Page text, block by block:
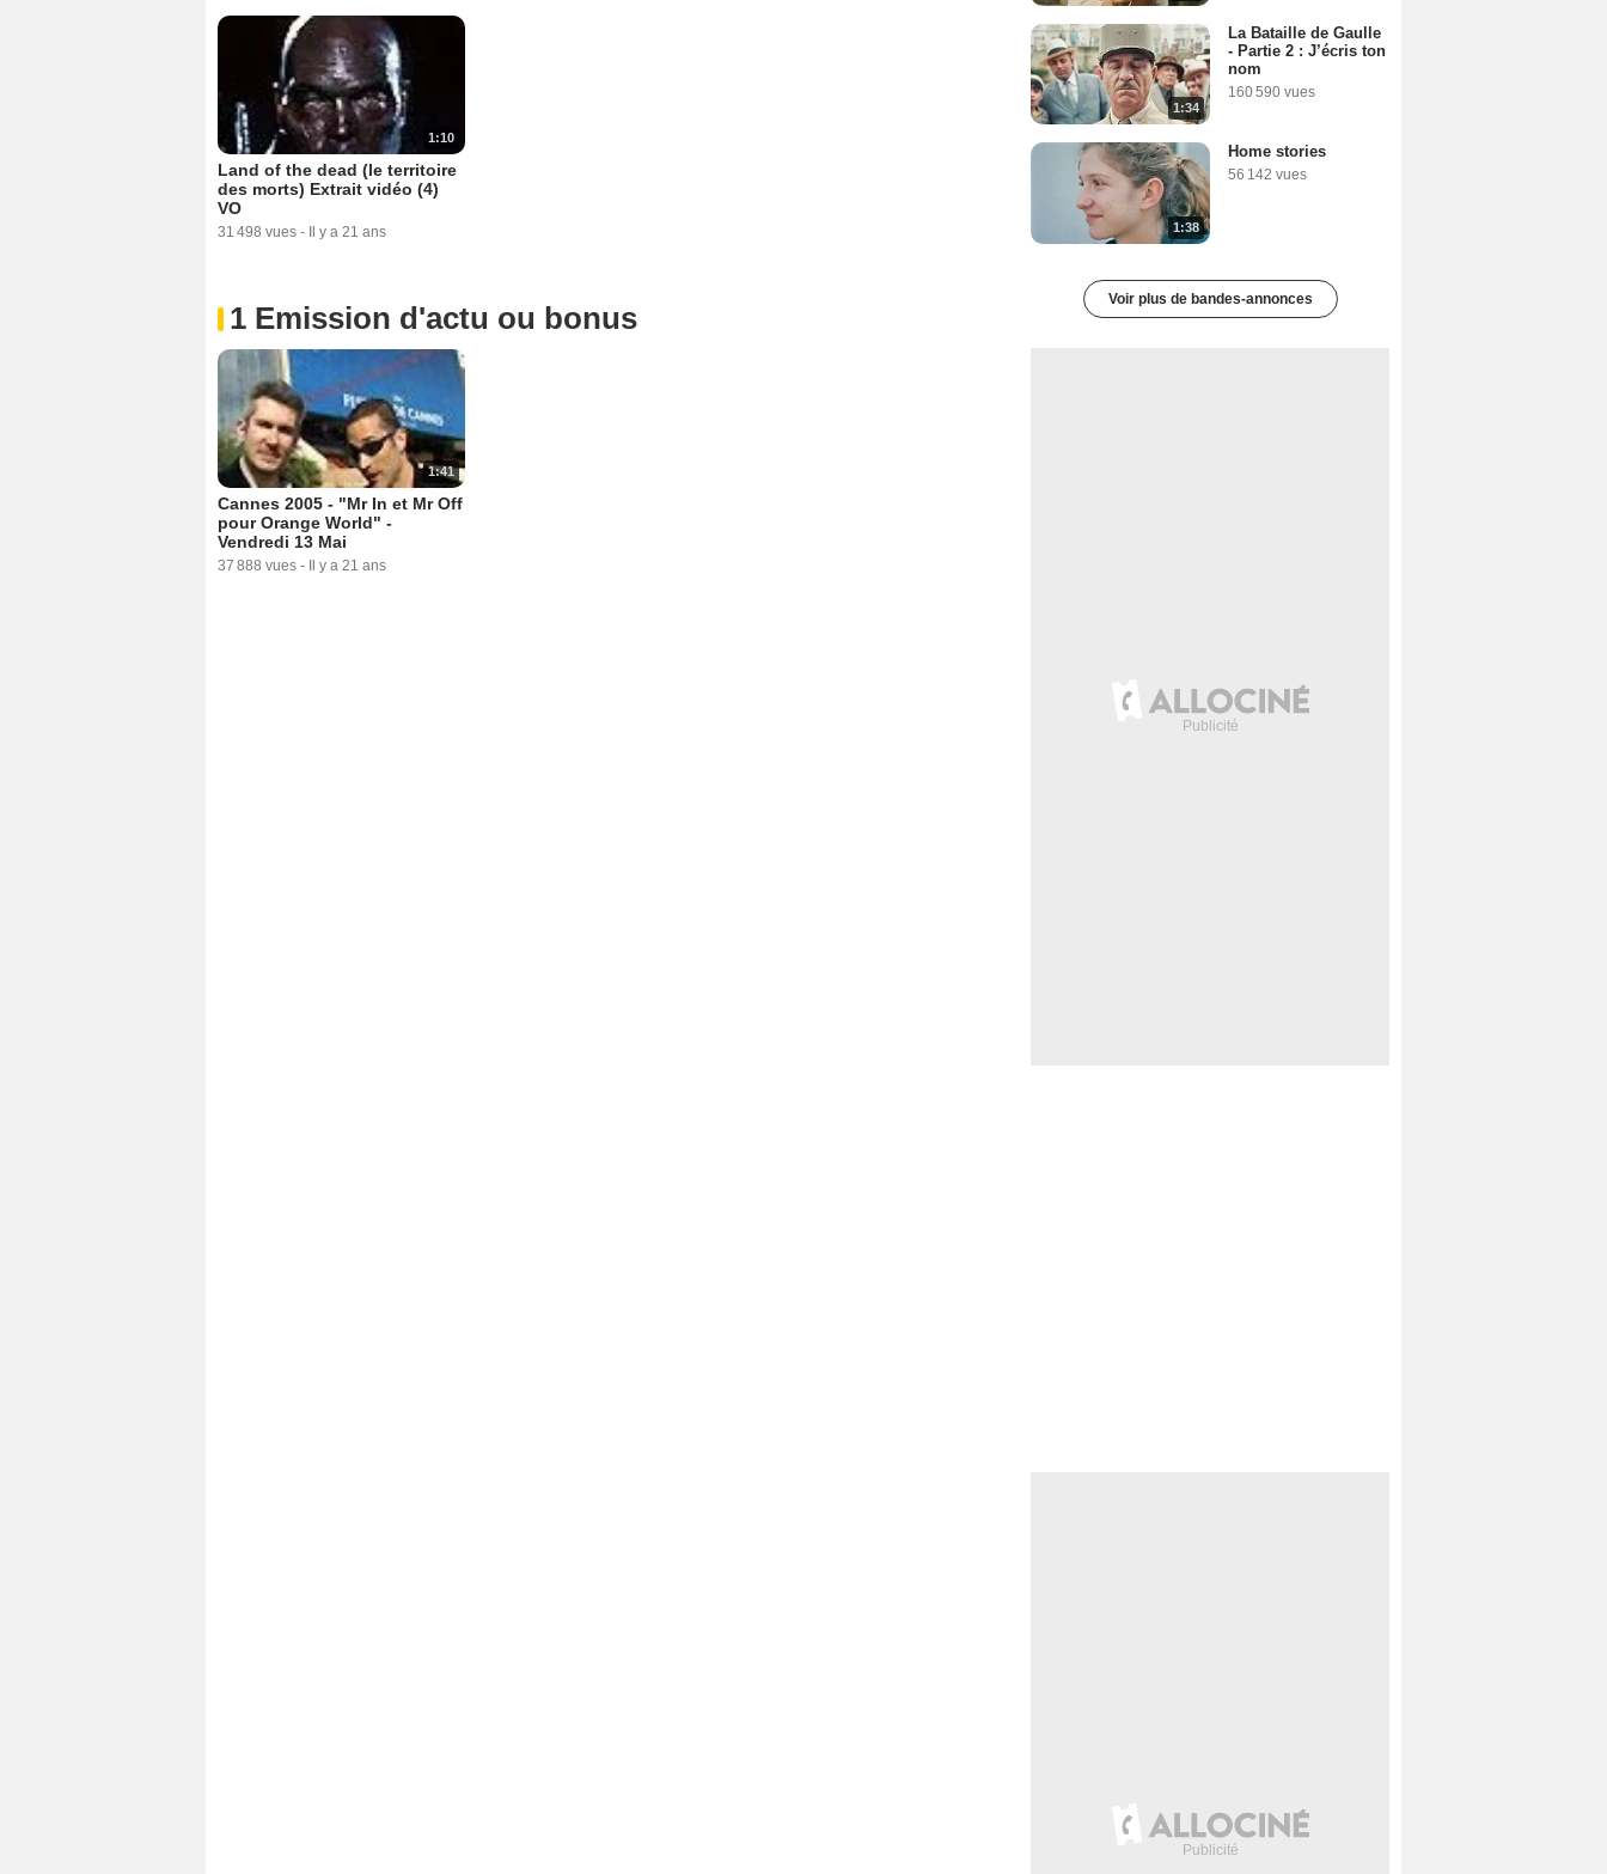
1:10
Land of the dead (le territoire
des morts) Extrait vidéo (4)
VO
31 498 vues - Il y a 21 ans
1 Emission d'actu ou bonus
1:41
Cannes 2005 - "Mr In et Mr Off
pour Orange World" -
Vendredi 13 Mai
37 888 vues - Il y a 21 ans
1:34
La Bataille de Gaulle
- Partie 2 : J’écris ton
nom
160 590 vues
1:38
Home stories
56 142 vues
Voir plus de bandes-annonces